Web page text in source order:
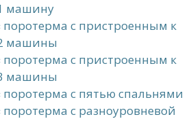
машину
с пристроенным к
машины
с пристроенным к
машины
с пятью спальнями
с разноуровневой